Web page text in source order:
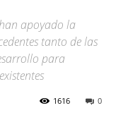
apoyado la
tanto de las
para
0
1616